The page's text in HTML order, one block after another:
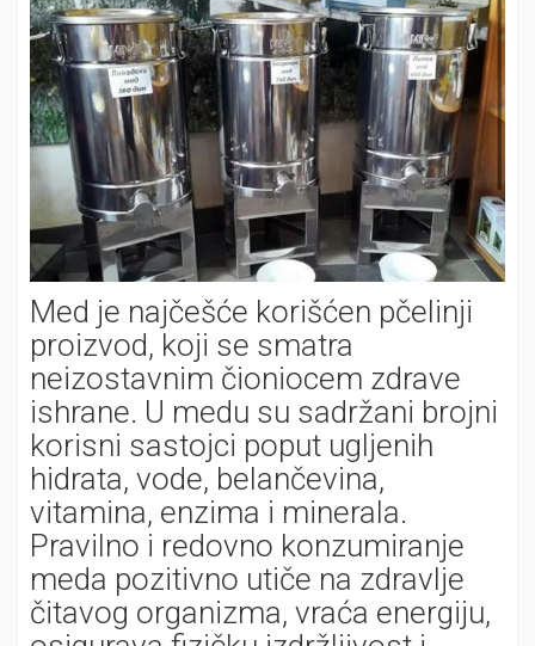
Med je najčešće korišćen pčelinji
proizvod, koji se smatra
neizostavnim čioniocem zdrave
ishrane. U medu su sadržani brojni
korisni sastojci poput ugljenih
hidrata, vode, belančevina,
vitamina, enzima i minerala.
Pravilno i redovno konzumiranje
meda pozitivno utiče na zdravlje
čitavog organizma, vraća energiju,